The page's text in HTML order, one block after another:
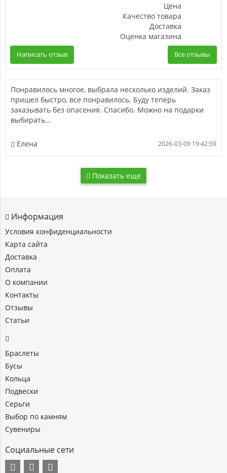
Цена
Качество товара
Доставка
Оценка магазина
Написать отзыв Все отзывы
Понравилось многое, выбрала несколько изделий. Заказ
пришел быстро, все понравилось. Буду теперь
заказывать без опасения. Спасибо. Можно на подарки
выбирать...
Елена 2026-03-09 19:42:59
Показать еще
Информация
Условия конфиденциальности
Карта сайта
Доставка
Оплата
О компании
Контакты
Отзывы
Статьи
Браслеты
Бусы
Кольца
Подвески
Серьги
Выбор по камням
Сувениры
Социальные сети